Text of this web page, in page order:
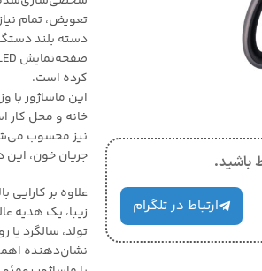
باشید.
ارتباط در تلگرام
تعویض، تمام
دسته بلند
کرده است.
این ماساژور با
خانه و محل کار
نیز محسوب
جریان خون،
زیبا، یک هدیه
تولد، سالگرد
نشان‌دهنده